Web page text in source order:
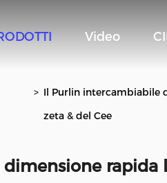
Video
> Il Purlin intercambiabile
zeta & del Cee
rapida